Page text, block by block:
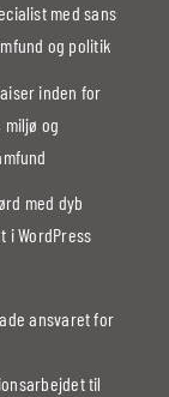
med sans
og politik
inden for
miljø og
med dyb
i WordPress
ansvaret for
til